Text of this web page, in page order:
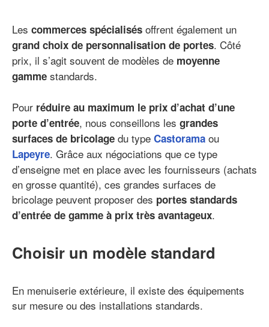
Les commerces spécialisés offrent également un
grand choix de personnalisation de portes. Côté
prix, il s’agit souvent de modèles de moyenne
gamme standards.
Pour réduire au maximum le prix d’achat d’une
porte d’entrée, nous conseillons les grandes
surfaces de bricolage du type Castorama ou
Lapeyre. Grâce aux négociations que ce type
d’enseigne met en place avec les fournisseurs (achats
en grosse quantité), ces grandes surfaces de
bricolage peuvent proposer des portes standards
d’entrée de gamme à prix très avantageux.
Choisir un modèle standard
En menuiserie extérieure, il existe des équipements
sur mesure ou des installations standards.